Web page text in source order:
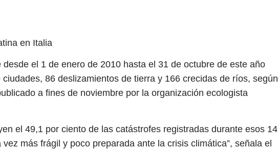
en Italia
el 1 de enero de 2010 hasta el 31 de octubre de este año
86 deslizamientos de tierra y 166 crecidas de ríos, según
a fines de noviembre por la organización ecologista
el 49,1 por ciento de las catástrofes registradas durante esos 14
más frágil y poco preparada ante la crisis climática”, señala el